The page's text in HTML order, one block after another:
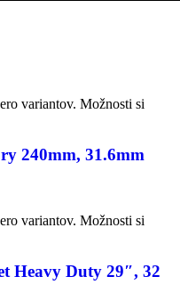
variantov. Možnosti si
240mm, 31.6mm
variantov. Možnosti si
Heavy Duty 29″, 32